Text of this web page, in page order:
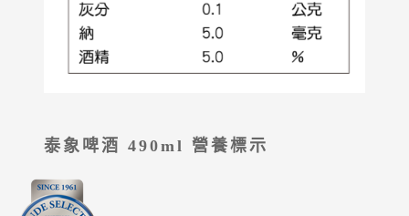
泰象啤酒 490ml 營養標示